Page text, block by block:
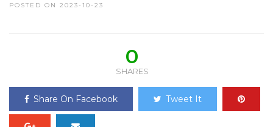
POSTED ON 2023-10-23
0
SHARES
Share On Facebook Tweet It